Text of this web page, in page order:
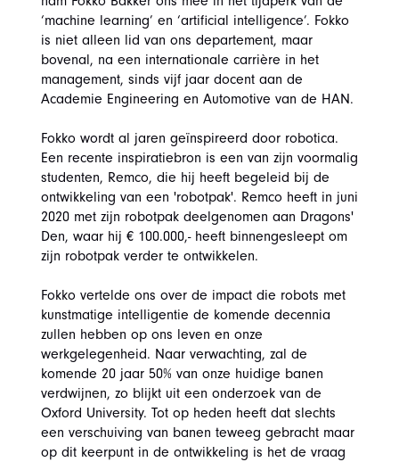
‘machine learning’ en ‘artificial intelligence’. Fokko
is niet alleen lid van ons departement, maar
bovenal, na een internationale carrière in het
management, sinds vijf jaar docent aan de
Academie Engineering en Automotive van de HAN.
Fokko wordt al jaren geïnspireerd door robotica.
Een recente inspiratiebron is een van zijn voormalig
studenten, Remco, die hij heeft begeleid bij de
ontwikkeling van een 'robotpak'. Remco heeft in juni
2020 met zijn robotpak deelgenomen aan Dragons'
Den, waar hij € 100.000,- heeft binnengesleept om
zijn robotpak verder te ontwikkelen.
Fokko vertelde ons over de impact die robots met
kunstmatige intelligentie de komende decennia
zullen hebben op ons leven en onze
werkgelegenheid. Naar verwachting, zal de
komende 20 jaar 50% van onze huidige banen
verdwijnen, zo blijkt uit een onderzoek van de
Oxford University. Tot op heden heeft dat slechts
een verschuiving van banen teweeg gebracht maar
op dit keerpunt in de ontwikkeling is het de vraag